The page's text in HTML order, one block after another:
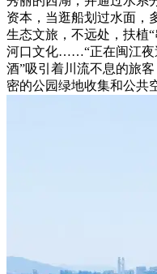
资本，当逛船划过水面，
生态文旅，不远处，扶植
河口文化……“正在闽江夜
酒”吸引着川流不息的旅
密的公园绿地收集和公共